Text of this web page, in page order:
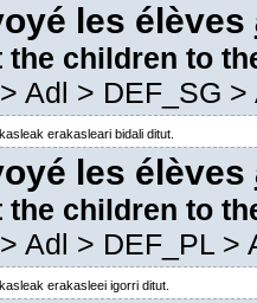
les élèves
the children to
> Adl > DEF_SG >
erakasleari bidali ditut.
les élèves
the children to
> Adl > DEF_PL>
erakasleei igorri ditut.